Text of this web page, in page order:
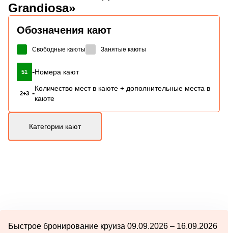
Grandiosa»
Обозначения кают
Свободные каюты Занятые каюты
51 -Номера кают
2+3 -
Количество мест в каюте + дополнительные места в
каюте
Категории кают
Быстрое бронирование круиза 09.09.2026 – 16.09.2026